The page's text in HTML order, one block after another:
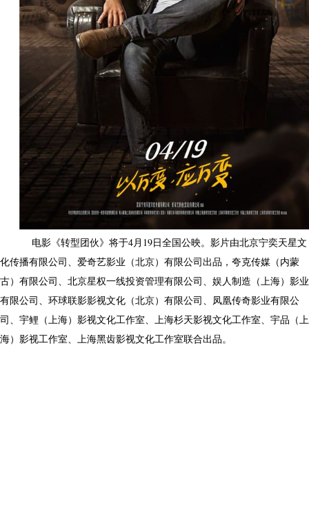
电影《转型团伙》将于4月19日全国公映。影片由北京宁奕天星文
化传播有限公司、爱奇艺影业（北京）有限公司出品，夸克传媒（内蒙
古）有限公司、北京星权一线投资管理有限公司、娱人制造（上海）影业
有限公司、环球联影影视文化（北京）有限公司、凤凰传奇影业有限公
司、宇鲤（上海）影视文化工作室、上海杉天影视文化工作室、宇品（上
海）影视工作室、上海黑齿影视文化工作室联合出品。